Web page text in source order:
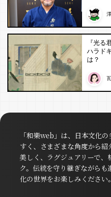
『光る
ハラド
は？
「和樂web」は、日本文化
すく、さまざまな角度から紹
美しく、ラグジュアリーで、
ク。伝統を守り継ぎながら
化の世界をお楽しみください。